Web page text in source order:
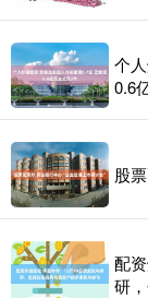
个
0.6
股
配
研